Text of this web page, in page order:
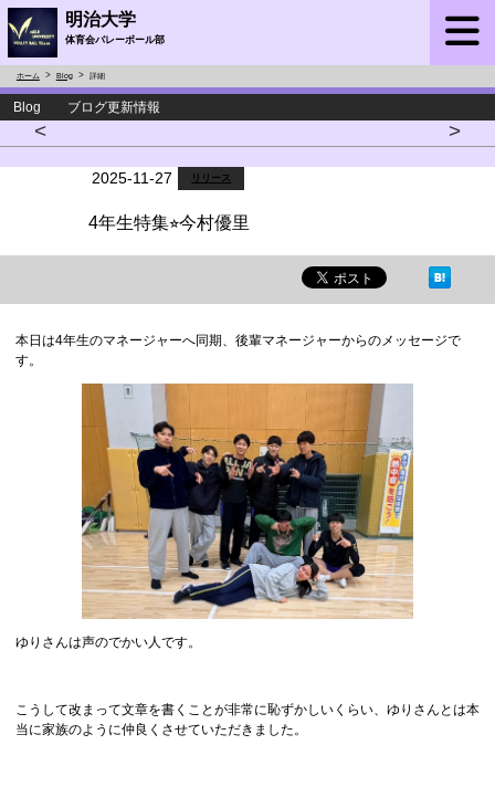
明治大学
体育会バレーボール部
ホーム Blog 詳細
Blog ブログ更新情報
< >
2025-11-27 リリース
4年生特集⭐︎今村優里
本日は4年生のマネージャーへ同期、後輩マネージャーからのメッセージで
す。
ゆりさんは声のでかい人です。
こうして改まって文章を書くことが非常に恥ずかしいくらい、ゆりさんとは本
当に家族のように仲良くさせていただきました。